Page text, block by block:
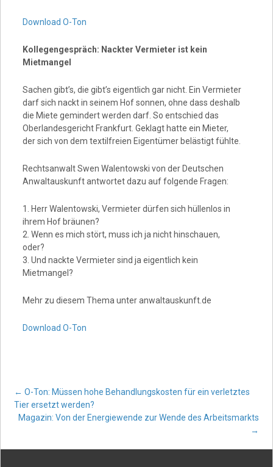
Download O-Ton
Kollegengespräch: Nackter Vermieter ist kein
Mietmangel
Sachen gibt’s, die gibt’s eigentlich gar nicht. Ein Vermieter
darf sich nackt in seinem Hof sonnen, ohne dass deshalb
die Miete gemindert werden darf. So entschied das
Oberlandesgericht Frankfurt. Geklagt hatte ein Mieter,
der sich von dem textilfreien Eigentümer belästigt fühlte.
Rechtsanwalt Swen Walentowski von der Deutschen
Anwaltauskunft antwortet dazu auf folgende Fragen:
1. Herr Walentowski, Vermieter dürfen sich hüllenlos in
ihrem Hof bräunen?
2. Wenn es mich stört, muss ich ja nicht hinschauen,
oder?
3. Und nackte Vermieter sind ja eigentlich kein
Mietmangel?
Mehr zu diesem Thema unter anwaltauskunft.de
Download O-Ton
Post
navigation
← O-Ton: Müssen hohe Behandlungskosten für ein verletztes
Tier ersetzt werden?
Magazin: Von der Energiewende zur Wende des Arbeitsmarkts
→